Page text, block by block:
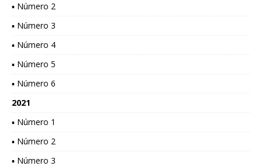
▪ Número 2
▪ Número 3
▪ Número 4
▪ Número 5
▪ Número 6
2021
▪ Número 1
▪ Número 2
▪ Número 3